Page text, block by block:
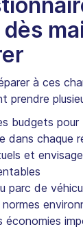
à ces
budgets
dans chaque
et
parc de
économies